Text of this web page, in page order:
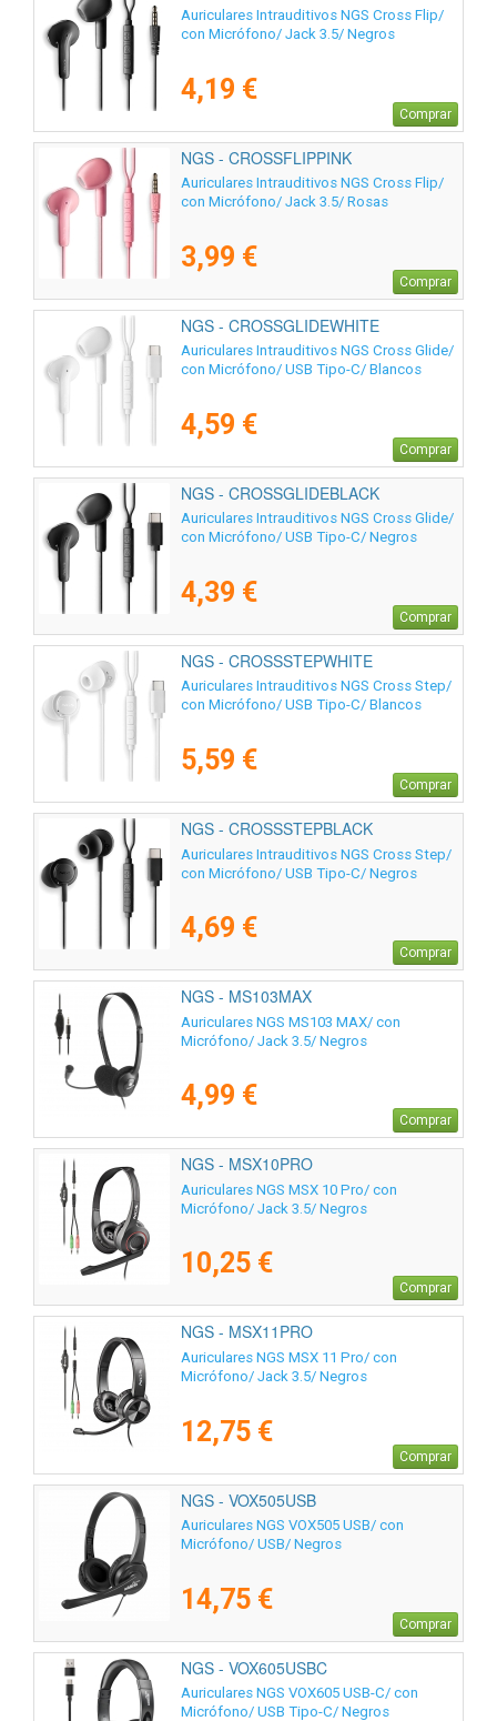
Auriculares Intrauditivos NGS Cross Flip/
con Micrófono/ Jack 3.5/ Negros
4,19 €
Comprar
NGS - CROSSFLIPPINK
Auriculares Intrauditivos NGS Cross Flip/
con Micrófono/ Jack 3.5/ Rosas
3,99 €
Comprar
NGS - CROSSGLIDEWHITE
Auriculares Intrauditivos NGS Cross Glide/
con Micrófono/ USB Tipo-C/ Blancos
4,59 €
Comprar
NGS - CROSSGLIDEBLACK
Auriculares Intrauditivos NGS Cross Glide/
con Micrófono/ USB Tipo-C/ Negros
4,39 €
Comprar
NGS - CROSSSTEPWHITE
Auriculares Intrauditivos NGS Cross Step/
con Micrófono/ USB Tipo-C/ Blancos
5,59 €
Comprar
NGS - CROSSSTEPBLACK
Auriculares Intrauditivos NGS Cross Step/
con Micrófono/ USB Tipo-C/ Negros
4,69 €
Comprar
NGS - MS103MAX
Auriculares NGS MS103 MAX/ con
Micrófono/ Jack 3.5/ Negros
4,99 €
Comprar
NGS - MSX10PRO
Auriculares NGS MSX 10 Pro/ con
Micrófono/ Jack 3.5/ Negros
10,25 €
Comprar
NGS - MSX11PRO
Auriculares NGS MSX 11 Pro/ con
Micrófono/ Jack 3.5/ Negros
12,75 €
Comprar
NGS - VOX505USB
Auriculares NGS VOX505 USB/ con
Micrófono/ USB/ Negros
14,75 €
Comprar
NGS - VOX605USBC
Auriculares NGS VOX605 USB-C/ con
Micrófono/ USB Tipo-C/ Negros